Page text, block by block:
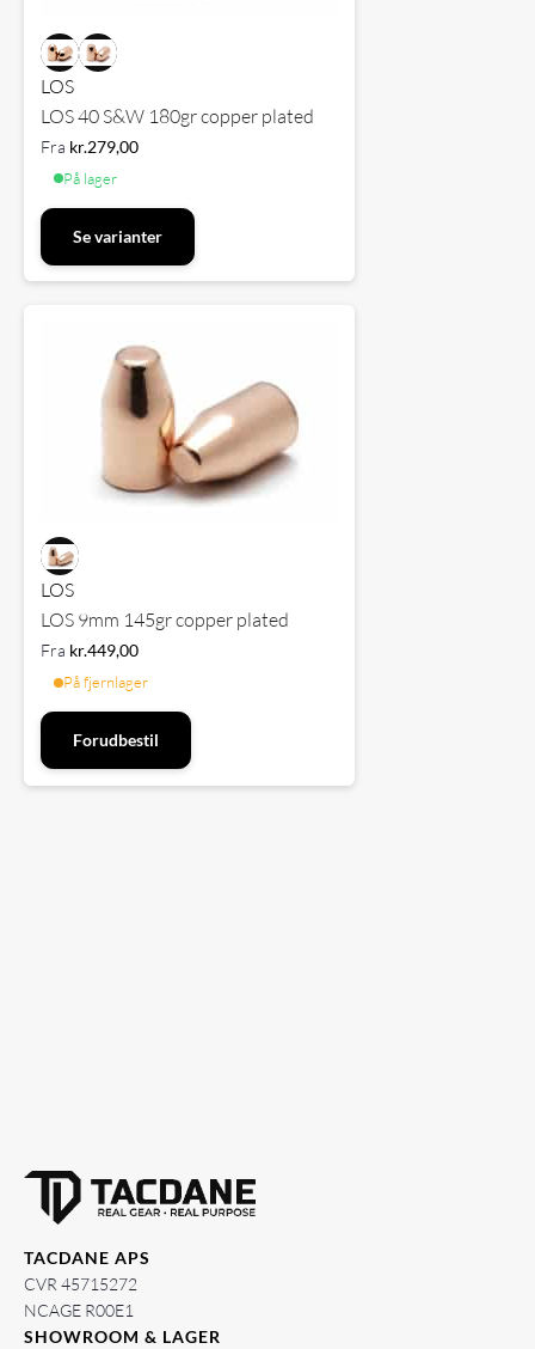
LOS
LOS 40 S&W 180gr copper plated
Fra kr.279,00
På lager
Se varianter
LOS
LOS 9mm 145gr copper plated
Fra kr.449,00
På fjernlager
Forudbestil
TACDANE APS
CVR 45715272
NCAGE R00E1
SHOWROOM & LAGER